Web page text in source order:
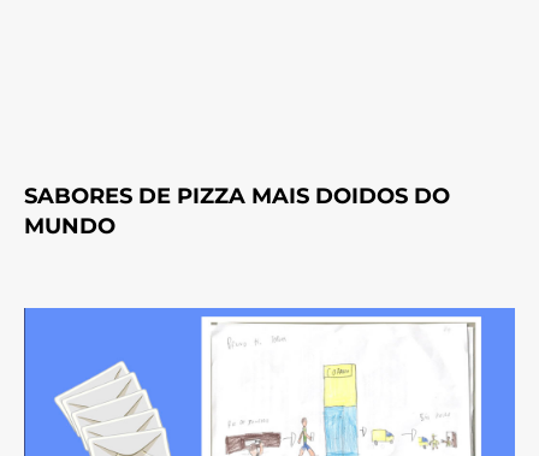
SABORES DE PIZZA MAIS DOIDOS DO
MUNDO